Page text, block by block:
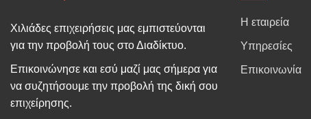
Χιλιάδες επιχειρήσεις μας εμπιστεύονται
για την προβολή τους στο Διαδίκτυο.
Επικοινώνησε και εσύ μαζί μας σήμερα για
να συζητήσουμε την προβολή της δική σου
επιχείρησης.
Η εταιρεία
Υπηρεσίες
Επικοινωνία